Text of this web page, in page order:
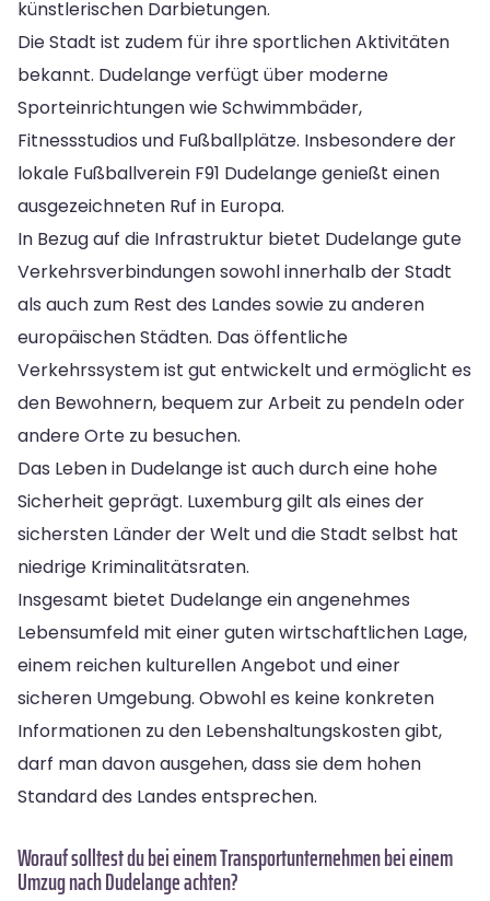
künstlerischen Darbietungen.
Die Stadt ist zudem für ihre sportlichen Aktivitäten
bekannt. Dudelange verfügt über moderne
Sporteinrichtungen wie Schwimmbäder,
Fitnessstudios und Fußballplätze. Insbesondere der
lokale Fußballverein F91 Dudelange genießt einen
ausgezeichneten Ruf in Europa.
In Bezug auf die Infrastruktur bietet Dudelange gute
Verkehrsverbindungen sowohl innerhalb der Stadt
als auch zum Rest des Landes sowie zu anderen
europäischen Städten. Das öffentliche
Verkehrssystem ist gut entwickelt und ermöglicht es
den Bewohnern, bequem zur Arbeit zu pendeln oder
andere Orte zu besuchen.
Das Leben in Dudelange ist auch durch eine hohe
Sicherheit geprägt. Luxemburg gilt als eines der
sichersten Länder der Welt und die Stadt selbst hat
niedrige Kriminalitätsraten.
Insgesamt bietet Dudelange ein angenehmes
Lebensumfeld mit einer guten wirtschaftlichen Lage,
einem reichen kulturellen Angebot und einer
sicheren Umgebung. Obwohl es keine konkreten
Informationen zu den Lebenshaltungskosten gibt,
darf man davon ausgehen, dass sie dem hohen
Standard des Landes entsprechen.
Worauf solltest du bei einem Transportunternehmen bei einem
Umzug nach Dudelange achten?